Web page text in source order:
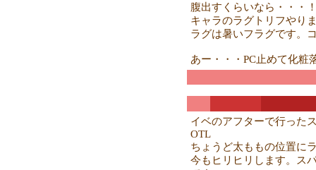
腹出すくらいなら・・・
キャラのラグトリフやり
ラグは暑いフラグです。
あー・・・PC止めて化粧
イベのアフターで行った
OTL
ちょうど太ももの位置に
今もヒリヒリします。ス